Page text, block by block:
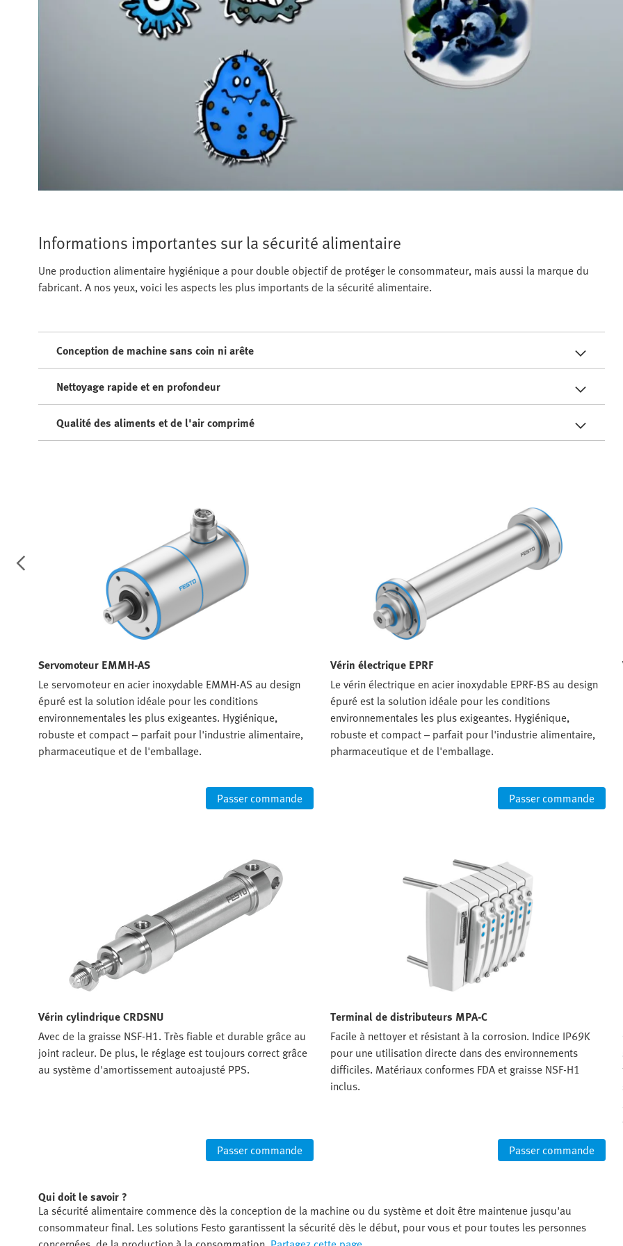
Informations importantes sur la sécurité alimentaire
Une production alimentaire hygiénique a pour double objectif de protéger le consommateur, mais aussi la marque du
fabricant. A nos yeux, voici les aspects les plus importants de la sécurité alimentaire.
Conception de machine sans coin ni arête
Nettoyage rapide et en profondeur
Qualité des aliments et de l'air comprimé
Servomoteur EMMH-AS
Le servomoteur en acier inoxydable EMMH-AS au design
épuré est la solution idéale pour les conditions
environnementales les plus exigeantes. Hygiénique,
robuste et compact – parfait pour l'industrie alimentaire,
pharmaceutique et de l'emballage.
Passer commande
Vérin électrique EPRF
Le vérin électrique en acier inoxydable EPRF-BS au design
épuré est la solution idéale pour les conditions
environnementales les plus exigeantes. Hygiénique,
robuste et compact – parfait pour l'industrie alimentaire,
pharmaceutique et de l'emballage.
Passer commande
Vérin cylindrique CRDSNU
Avec de la graisse NSF-H1. Très fiable et durable grâce au
joint racleur. De plus, le réglage est toujours correct grâce
au système d'amortissement autoajusté PPS.
Passer commande
Terminal de distributeurs MPA-C
Facile à nettoyer et résistant à la corrosion. Indice IP69K
pour une utilisation directe dans des environnements
difficiles. Matériaux conformes FDA et graisse NSF-H1
inclus.
Passer commande
Qui doit le savoir ?
La sécurité alimentaire commence dès la conception de la machine ou du système et doit être maintenue jusqu'au
consommateur final. Les solutions Festo garantissent la sécurité dès le début, pour vous et pour toutes les personnes